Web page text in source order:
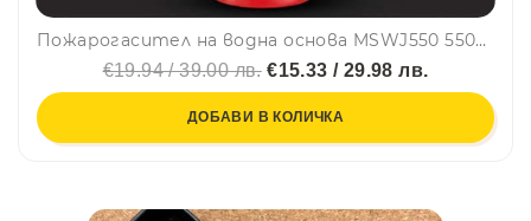
Пожарогасител на водна основа MSWJ550 550mL
€19.94 / 39.00 лв.€15.33 / 29.98 лв.
ДОБАВИ В КОЛИЧКА